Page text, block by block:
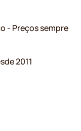
- Preços sempre
2011